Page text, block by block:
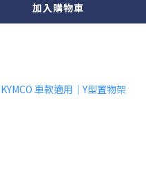
加入購物車